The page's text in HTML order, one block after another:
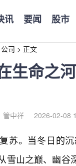
讯 要闻 股市
公司 > 正文
生命之
管中祥 2026-02-08
苏。当冬日的
雪山之巅、幽